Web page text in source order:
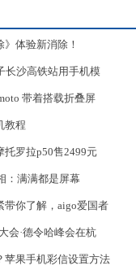
体验新消除！
长沙高铁站用手机模
带着搭载折叠屏
教程
托罗拉p50售2499元
：满满都是屏幕
带你了解，aigo爱国者
会·德令哈峰会在杭
苹果手机彩信设置方法